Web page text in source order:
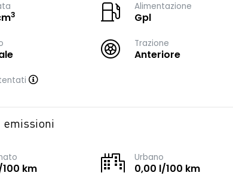
3
Alimentazione
Gpl
Trazione
Anteriore
emissioni
km
Urbano
0,00 l/100 km